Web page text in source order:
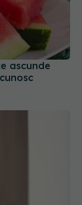
ascunde